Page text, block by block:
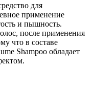
для
применение
и пышность.
после применения
что в составе
Shampoo обладает